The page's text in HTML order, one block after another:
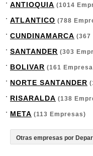
ANTIOQUIA (1014
ATLANTICO (788
CUNDINAMARCA (367
SANTANDER (303
BOLIVAR (161
NORTE SANTANDER
RISARALDA (138
META (113 Empresas)